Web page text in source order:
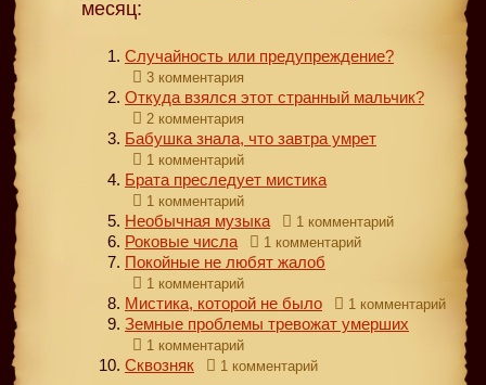
месяц:
Случайность или предупреждение?
3 комментария
Откуда взялся этот странный мальчик?
2 комментария
Бабушка знала, что завтра умрет
1 комментарий
Брата преследует мистика
1 комментарий
Необычная музыка 1 комментарий
Роковые числа 1 комментарий
Покойные не любят жалоб
1 комментарий
Мистика, которой не было 1 комментарий
Земные проблемы тревожат умерших
1 комментарий
Сквозняк 1 комментарий